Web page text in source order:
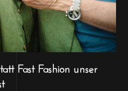
Fast Fashion unser